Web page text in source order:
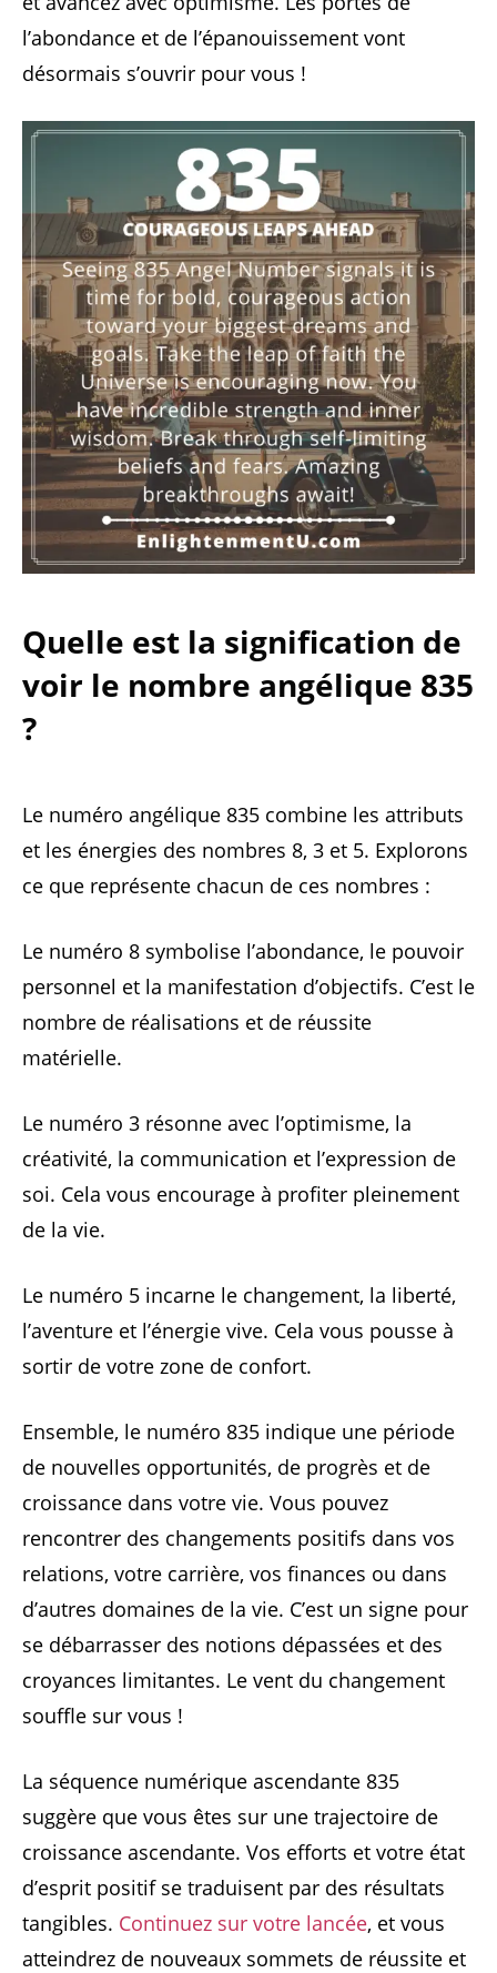
l’abondance et de l’épanouissement vont
désormais s’ouvrir pour vous !
Quelle est la signification de
voir le nombre angélique 835
?
Le numéro angélique 835 combine les attributs
et les énergies des nombres 8, 3 et 5. Explorons
ce que représente chacun de ces nombres :
Le numéro 8 symbolise l’abondance, le pouvoir
personnel et la manifestation d’objectifs. C’est le
nombre de réalisations et de réussite
matérielle.
Le numéro 3 résonne avec l’optimisme, la
créativité, la communication et l’expression de
soi. Cela vous encourage à profiter pleinement
de la vie.
Le numéro 5 incarne le changement, la liberté,
l’aventure et l’énergie vive. Cela vous pousse à
sortir de votre zone de confort.
Ensemble, le numéro 835 indique une période
de nouvelles opportunités, de progrès et de
croissance dans votre vie. Vous pouvez
rencontrer des changements positifs dans vos
relations, votre carrière, vos finances ou dans
d’autres domaines de la vie. C’est un signe pour
se débarrasser des notions dépassées et des
croyances limitantes. Le vent du changement
souffle sur vous !
La séquence numérique ascendante 835
suggère que vous êtes sur une trajectoire de
croissance ascendante. Vos efforts et votre état
d’esprit positif se traduisent par des résultats
tangibles. Continuez sur votre lancée, et vous
atteindrez de nouveaux sommets de réussite et